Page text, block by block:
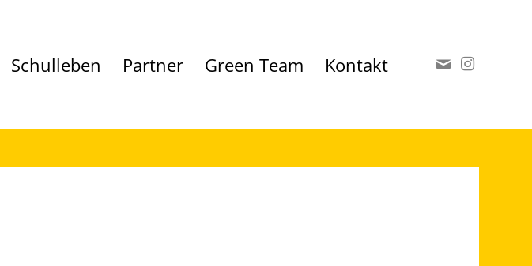
Schulleben Partner Green Team Kontakt